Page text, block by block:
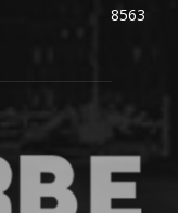
8563